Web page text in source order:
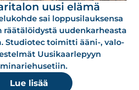
uusi elämä
sai loppusilauksensa
uudenkarheasta
Studiotec toimitti ääni-, valo-
Uusikaarlepyyn
Lue lisää